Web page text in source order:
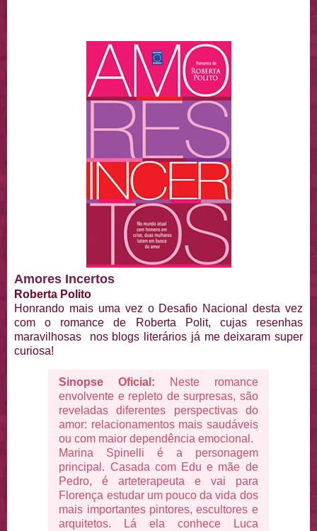
Amores Incertos
Roberta Polito
Honrando mais uma vez o Desafio Nacional desta vez
com o romance de Roberta Polit, cujas resenhas
maravilhosas nos blogs literários já me deixaram super
curiosa!
Sinopse Oficial:
Neste romance
envolvente e repleto de surpresas, são
reveladas diferentes perspectivas do
amor: relacionamentos mais saudáveis
ou com maior dependência emocional.
Marina Spinelli é a personagem
principal. Casada com Edu e mãe de
Pedro, é arteterapeuta e vai para
Florença estudar um pouco da vida dos
mais importantes pintores, escultores e
arquitetos. Lá ela conhece Luca